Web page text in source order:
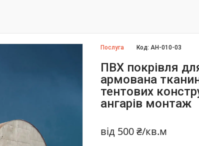
Послуга Код:АН-010-03
ПВХ покрівля
армована
тентових
ангарів монтаж
від 500 ₴/кв.м